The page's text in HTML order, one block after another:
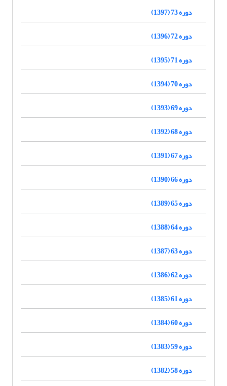
دوره 73 (1397)
دوره 72 (1396)
دوره 71 (1395)
دوره 70 (1394)
دوره 69 (1393)
دوره 68 (1392)
دوره 67 (1391)
دوره 66 (1390)
دوره 65 (1389)
دوره 64 (1388)
دوره 63 (1387)
دوره 62 (1386)
دوره 61 (1385)
دوره 60 (1384)
دوره 59 (1383)
دوره 58 (1382)